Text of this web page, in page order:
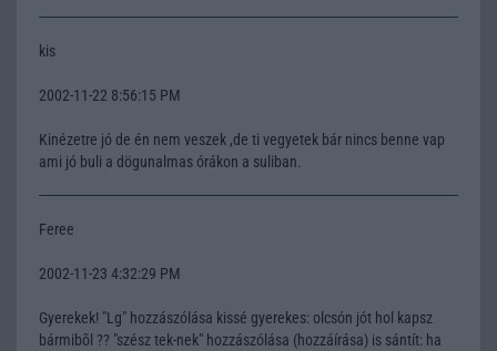
kis
2002-11-22 8:56:15 PM
Kinézetre jó de én nem veszek ,de ti vegyetek bár nincs benne vap
ami jó buli a dögunalmas órákon a suliban.
Feree
2002-11-23 4:32:29 PM
Gyerekek! "Lg" hozzászólása kissé gyerekes: olcsón jót hol kapsz
bármibõl ?? "szész tek-nek" hozzászólása (hozzáírása) is sántít: ha